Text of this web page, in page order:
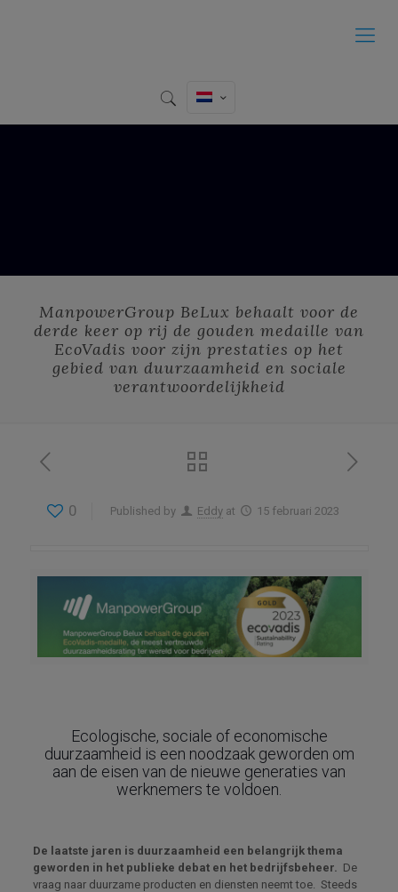
ManpowerGroup BeLux behaalt voor de
derde keer op rij de gouden medaille van
EcoVadis voor zijn prestaties op het
gebied van duurzaamheid en sociale
verantwoordelijkheid
0 Published by Eddy at 15 februari 2023
Ecologische, sociale of economische
duurzaamheid is een noodzaak geworden om
aan de eisen van de nieuwe generaties van
werknemers te voldoen.
De laatste jaren is duurzaamheid een belangrijk thema
geworden in het publieke debat en het bedrijfsbeheer.
De
vraag naar duurzame producten en diensten neemt toe. Steeds